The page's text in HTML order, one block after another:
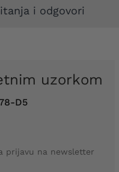
i odgovori
uzorkom
D5
prijavu na newsletter